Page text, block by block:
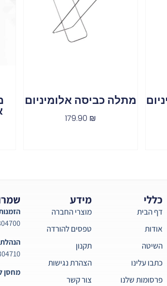
מתלה כביסה אלומיניום
179.90 ₪
כללי
דף הבית
אודות
השיטה
כתבו עלינו
פרסומות שלנו
מידע
מוצרי החברה
טפסים להורדה
תקנון
הצהרת נגישות
צור קשר
מחסן